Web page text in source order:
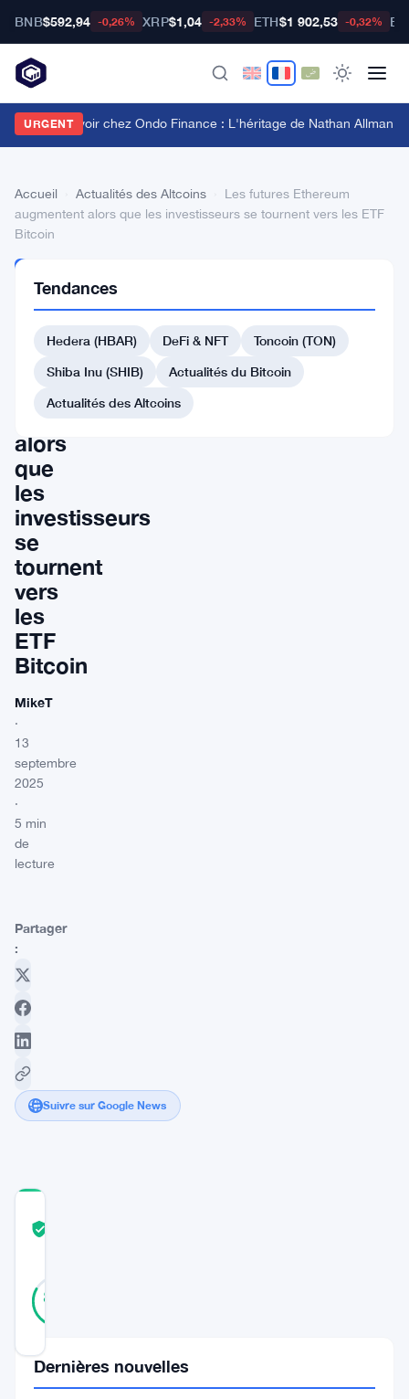
BNB$592,94 -0,26% XRP$1,04 -2,33% ETH$1 902,53 -0,32%
URGENT
de pouvoir chez Ondo Finance : L'héritage de Nathan Allman
Accueil Actualités des Altcoins
Les futures Ethereum
augmentent alors que les investisseurs se tournent vers les ETF
Bitcoin
DES
ALTCOINS
Les
futures
Ethereum
alors
que
les
investisseurs
se
tournent
vers
les
ETF
Bitcoin
MikeT
·
13
septembre
2025
·
5 min
de
lecture
Partager
:
Suivre sur Google News
83
Les
Tendances
Hedera (HBAR) DeFi & NFT
Toncoin (TON)
Shiba Inu (SHIB)
Actualités du Bitcoin
Actualités des Altcoins
Dernières nouvelles